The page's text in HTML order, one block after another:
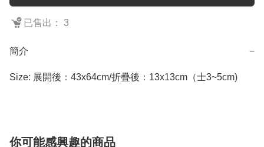
已售出： 3
簡介 −
Size: 展開後：43x64cm/折疊後：13x13cm（士3~5cm)
你可能感興趣的商品